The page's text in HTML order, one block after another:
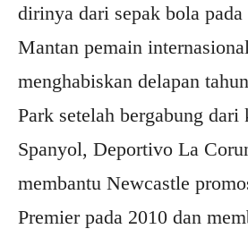
dirinya dari sepak bola pada
Mantan pemain
menghabiskan delapan
Park setelah bergabung
Spanyol, Deportivo La
membantu Newcastle
Premier pada 2010 dan